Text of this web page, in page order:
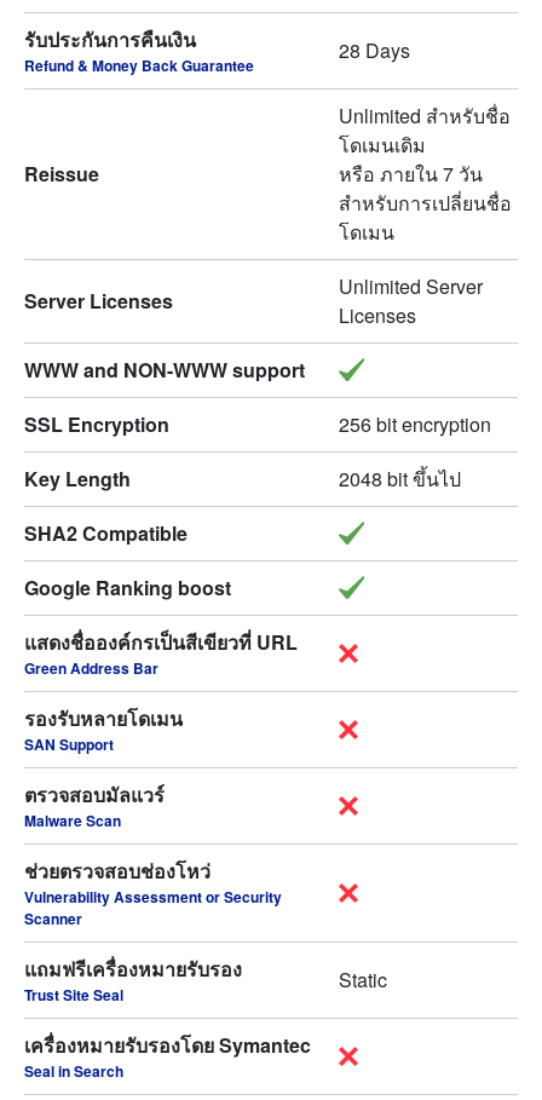
รับประกันการคืนเงิน
Refund & Money Back Guarantee
28 Days
Reissue
Unlimited สำหรับชื่อ
โดเมนเดิม
หรือ ภายใน 7 วัน
สำหรับการเปลี่ยนชื่อ
โดเมน
Server Licenses
Unlimited Server
Licenses
WWW and NON-WWW support
SSL Encryption
256 bit encryption
Key Length
2048 bit ขึ้นไป
SHA2 Compatible
Google Ranking boost
แสดงชื่อองค์กรเป็นสีเขียวที่ URL
Green Address Bar
รองรับหลายโดเมน
SAN Support
ตรวจสอบมัลแวร์
Malware Scan
ช่วยตรวจสอบช่องโหว่
Vulnerability Assessment or Security
Scanner
แถมฟรีเครื่องหมายรับรอง
Trust Site Seal
Static
เครื่องหมายรับรองโดย Symantec
Seal in Search